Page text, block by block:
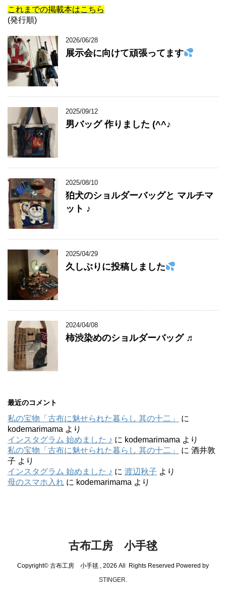
これまでの掲載本はこちら
(発行順)
2026/06/28
展示会に向けて頑張ってます
2025/09/12
男バッグ 作りました (^^♪
2025/08/10
狛犬のショルダーバッグと マルチマ
ット ♪
2025/04/29
久しぶりに投稿しました
2024/04/08
柿渋染めのショルダーバッグ ♬
最近のコメント
私の宝物「古布に魅せられた暮らし 其の十二」
に
kodemarimama より
インスタグラム 始めました ♪ に kodemarimama より
私の宝物「古布に魅せられた暮らし 其の十二」
に 酒井敦
子 より
インスタグラム 始めました ♪ に 渡辺秋子 より
母のスマホ入れ に kodemarimama より
古布工房 小手毬
Copyright© 古布工房 小手毬 , 2026 All Rights Reserved Powered by
STINGER